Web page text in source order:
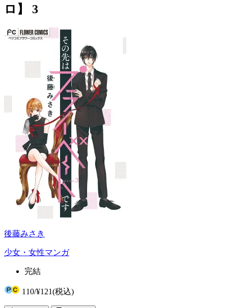
ロ】 3
後藤みさき
少女・女性マンガ
完結
110/¥121(税込)